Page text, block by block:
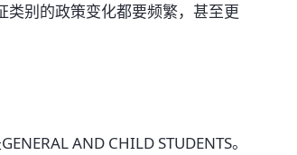
类别的政策变化都要频繁，甚至更
AND CHILD STUDENTS。